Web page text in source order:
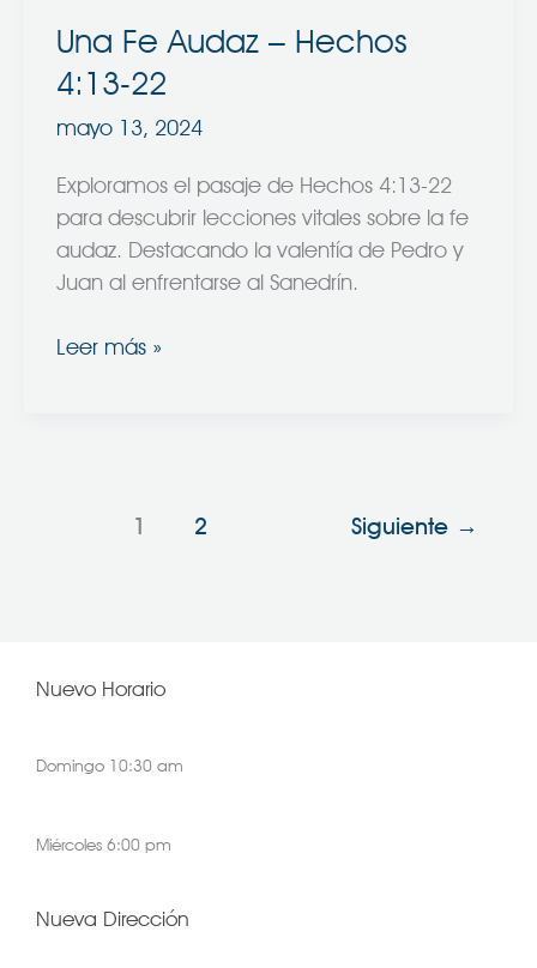
Una Fe Audaz – Hechos
4:13-22
mayo 13, 2024
Exploramos el pasaje de Hechos 4:13-22
para descubrir lecciones vitales sobre la fe
audaz. Destacando la valentía de Pedro y
Juan al enfrentarse al Sanedrín.
Leer más »
1 2 Siguiente →
Nuevo Horario
Domingo 10:30 am
Miércoles 6:00 pm
Nueva Dirección